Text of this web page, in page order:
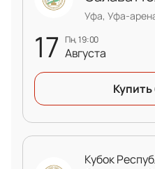
17 пн, 19:00
Августа
Уфа, Уфа-
Кубок